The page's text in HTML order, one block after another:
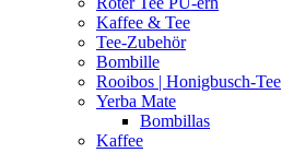
Kaffee & Tee
Tee-Zubehör
Bombille
Rooibos | Honigbusch-Tee
Yerba Mate
Bombillas
Kaffee